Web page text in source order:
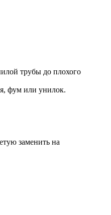
трубы до плохого
фум или унилок.
заменить на